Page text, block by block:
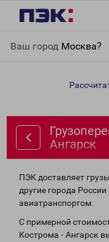
Ваш город Москва?
Ангарск
Ангарск
ПЭК доставляет
другие города
авиатранспортом.
С примерной
Кострома - Ангарск